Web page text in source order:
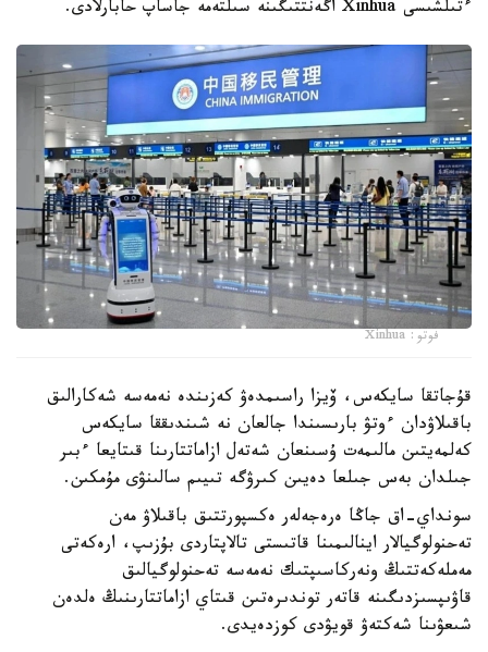
ءتىلشىسى Xinhua اگەنتتىگىنە سىلتەمە جاساپ حابارلادى.
فوتو: Xinhua
قۇجاتقا سايكەس، ۆيزا راسىمدەۋ كەزىندە نەمەسە شەكارالىق
باقىلاۋدان ءوتۋ بارىسىندا جالعان نە شىندىققا سايكەس
كەلمەيتىن مالىمەت ۇسىنعان شەتەل ازاماتتارىنا قىتايعا ءبىر
جىلدان بەس جىلعا دەيىن كىرۋگە تىيىم سالىنۋى مۇمكىن.
سونداي-اق جاڭا ەرەجەلەر ەكسپورتتىق باقىلاۋ مەن
تەحنولوگيالار اينالىمىنا قاتىستى تالاپتاردى بۇزىپ، ارەكەتى
مەملەكەتتىڭ ونەركاسىپتىك نەمەسە تەحنولوگيالىق
قاۋىپسىزدىگىنە قاتەر توندىرەتىن قىتاي ازاماتتارىنىڭ ەلدەن
شىعۋىنا شەكتەۋ قويۋدى كوزدەيدى.